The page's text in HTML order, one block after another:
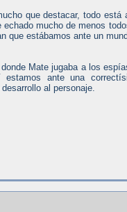
que destacar, todo
mucho de menos
que estábamos ante un
Mate jugaba a los
ante una
al personaje.